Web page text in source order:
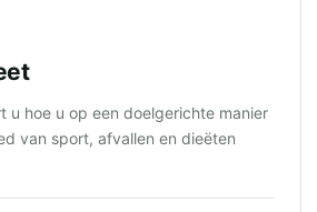
u hoe u op een doelgerichte manier
van sport, afvallen en dieëten